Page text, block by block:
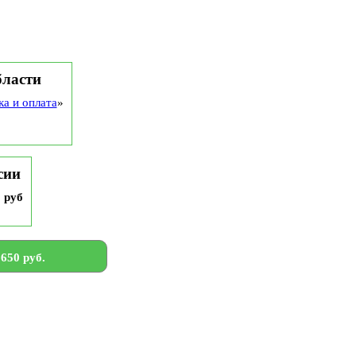
и оплата»
руб
руб.